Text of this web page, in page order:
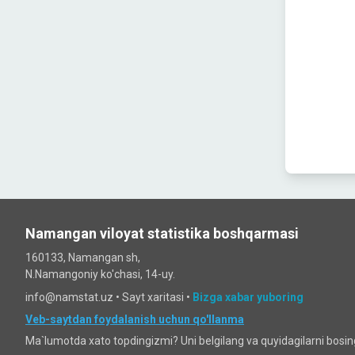
Namangan viloyat statistika boshqarmasi
160133, Namangan sh,
N.Namangoniy ko'chasi, 14-uy.
info@namstat.uz • Sayt xaritasi • Bizga xabar yuboring
Veb-saytdan foydalanish uchun qo'llanma
Ma`lumotda xato topdingizmi? Uni belgilang va quyidagilarni